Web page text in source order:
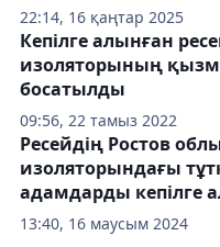
22:14, 16 қаңтар 2025
09:56, 22 тамыз 2022
Кепілге алынған
изоляторының
босатылды
13:40, 16 маусым 2024
Ресейдің Ростов
изоляторындағы
адамдарды кепілге